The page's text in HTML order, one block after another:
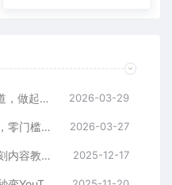
视频号巨火赛道，心灵SPA赛道，做起来超简单，每天收益800+ 2026-03-29
视频号新风口！烟雨江南赛道，零门槛日入 500+ 2026-03-27
抖音百万爆款账号，一比一复刻内容教程，从0-1实操课，小白也能学会，复制爆款，月入10w+ 2025-12-17